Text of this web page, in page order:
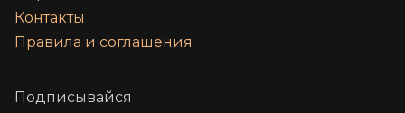
Контакты
Правила и соглашения
Подписывайся